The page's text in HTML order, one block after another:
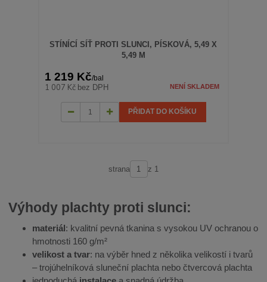
STÍNÍCÍ SÍŤ PROTI SLUNCI, PÍSKOVÁ, 5,49 X
5,49 M
1 219 Kč/bal
1 007 Kč bez DPH NENÍ SKLADEM
PŘIDAT DO KOŠÍKU
strana z 1
Výhody plachty proti slunci:
materiál: kvalitní pevná tkanina s vysokou UV ochranou o
hmotnosti 160 g/m²
velikost a tvar: na výběr hned z několika velikostí i tvarů
– trojúhelníková sluneční plachta nebo čtvercová plachta